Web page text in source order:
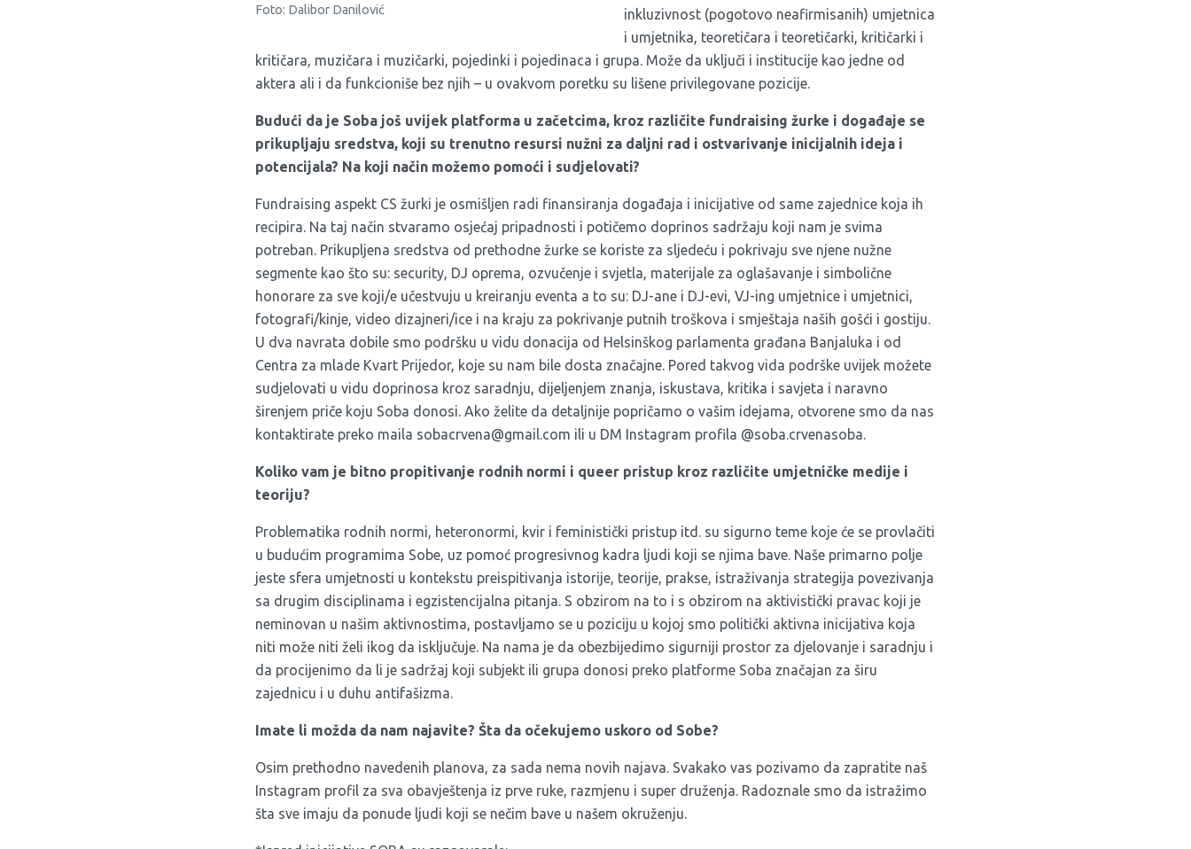
Foto: Dalibor Danilović
inkluzivnost (pogotovo neafirmisanih) umjetnica
i umjetnika, teoretičara i teoretičarki, kritičarki i
kritičara, muzičara i muzičarki, pojedinki i pojedinaca i grupa. Može da uključi i institucije kao jedne od
aktera ali i da funkcioniše bez njih – u ovakvom poretku su lišene privilegovane pozicije.
Budući da je Soba još uvijek platforma u začetcima, kroz različite fundraising žurke i događaje se
prikupljaju sredstva, koji su trenutno resursi nužni za daljni rad i ostvarivanje inicijalnih ideja i
potencijala? Na koji način možemo pomoći i sudjelovati?
Fundraising aspekt CS žurki je osmišljen radi finansiranja događaja i inicijative od same zajednice koja ih
recipira. Na taj način stvaramo osjećaj pripadnosti i potičemo doprinos sadržaju koji nam je svima
potreban. Prikupljena sredstva od prethodne žurke se koriste za sljedeću i pokrivaju sve njene nužne
segmente kao što su: security, DJ oprema, ozvučenje i svjetla, materijale za oglašavanje i simbolične
honorare za sve koji/e učestvuju u kreiranju eventa a to su: DJ-ane i DJ-evi, VJ-ing umjetnice i umjetnici,
fotografi/kinje, video dizajneri/ice i na kraju za pokrivanje putnih troškova i smještaja naših gošći i gostiju.
U dva navrata dobile smo podršku u vidu donacija od Helsinškog parlamenta građana Banjaluka i od
Centra za mlade Kvart Prijedor, koje su nam bile dosta značajne. Pored takvog vida podrške uvijek možete
sudjelovati u vidu doprinosa kroz saradnju, dijeljenjem znanja, iskustava, kritika i savjeta i naravno
širenjem priče koju Soba donosi. Ako želite da detaljnije popričamo o vašim idejama, otvorene smo da nas
kontaktirate preko maila sobacrvena@gmail.com ili u DM Instagram profila @soba.crvenasoba.
Koliko vam je bitno propitivanje rodnih normi i queer pristup kroz različite umjetničke medije i
teoriju?
Problematika rodnih normi, heteronormi, kvir i feministički pristup itd. su sigurno teme koje će se provlačiti
u budućim programima Sobe, uz pomoć progresivnog kadra ljudi koji se njima bave. Naše primarno polje
jeste sfera umjetnosti u kontekstu preispitivanja istorije, teorije, prakse, istraživanja strategija povezivanja
sa drugim disciplinama i egzistencijalna pitanja. S obzirom na to i s obzirom na aktivistički pravac koji je
neminovan u našim aktivnostima, postavljamo se u poziciju u kojoj smo politički aktivna inicijativa koja
niti može niti želi ikog da isključuje. Na nama je da obezbijedimo sigurniji prostor za djelovanje i saradnju i
da procijenimo da li je sadržaj koji subjekt ili grupa donosi preko platforme Soba značajan za širu
zajednicu i u duhu antifašizma.
Imate li možda da nam najavite? Šta da očekujemo uskoro od Sobe?
Osim prethodno navedenih planova, za sada nema novih najava. Svakako vas pozivamo da zapratite naš
Instagram profil za sva obavještenja iz prve ruke, razmjenu i super druženja. Radoznale smo da istražimo
šta sve imaju da ponude ljudi koji se nečim bave u našem okruženju.